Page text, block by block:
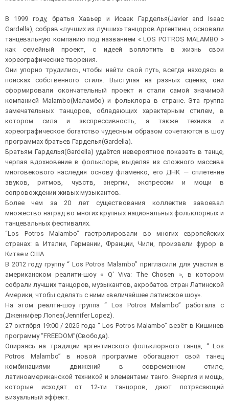
В 1999 году, братья Хавьер и Исаак Гарделья(Javier and Isaac
Gardella), собрав «лучших из лучших» танцоров Аргентины, основали
танцевальную компанию под названием « LOS POTROS MALAMBO »
как семейный проект, с идеей воплотить в жизнь свои
хореографические творения.
Они упорно трудились, чтобы найти свой путь, всегда находясь в
поисках собственного стиля. Выступая на разных сценах, они
сформировали окончательный проект и стали самой значимой
компанией Malambo(Маламбо) и фольклора в стране. Эта группа
замечательных танцоров, обладающих характерным стилем, в
котором сила и экспрессивность, а также техника и
хореографическое богатство чудесным образом сочетаются в шоу
программах братьев Гарделья(Gardella).
Братьям Гарделья(Gardella) удаётся невероятное показать в танце,
черпая вдохновение в фольклоре, выделяя из сложного массива
многовекового наследия основу фламенко, его ДНК — сплетение
звуков, ритмов, чувств, энергии, экспрессии и мощи в
сопровождении живых музыкантов.
Более чем за 20 лет существования коллектив завоевал
множество наград во многих крупных национальных фольклорных и
танцевальных фестивалях.
“Los Potros Malambo” гастролировали во многих европейских
странах: в Италии, Германии, Франции, Чили, произвели фурор в
Китае и США.
В 2012 году группу “ Los Potros Malambo” пригласили для участия в
американском реалити-шоу « Q' Viva: The Chosen », в котором
собрали лучших танцоров, музыкантов, акробатов стран Латинской
Америки, чтобы сделать с ними «величайшее латинское шоу».
На этом реалти-шоу группа “ Los Potros Malambo” работала с
Дженнифер Лопез(Jennifer Lopez).
27 октября 19:00 / 2025 года “ Los Potros Malambo” везёт в Кишинев
программу “FREEDOM”(Свобода).
Опираясь на традиции аргентинского фольклорного танца, “ Los
Potros Malambo” в новой программе обогащают свой танец
комбинациями движений в современном стиле,
латиноамериканской техникой и элементами танго. Энергия и мощь,
которые исходят от 12-ти танцоров, дают потрясающий
визуальный эффект.